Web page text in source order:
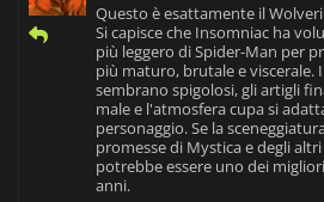
Questo è esattamente il
Si capisce che Insomniac ha
più leggero di Spider-Man per
più maturo, brutale e
sembrano spigolosi, gli artigli
male e l'atmosfera cupa si
personaggio. Se la
promesse di Mystica e degli
potrebbe essere uno dei
anni.